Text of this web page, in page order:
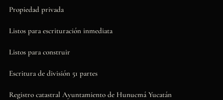
Propiedad privada
Listos para escrituración inmediata
Listos para construir
Escritura de división 51 partes
Registro catastral Ayuntamiento de Hunucmá Yucatán